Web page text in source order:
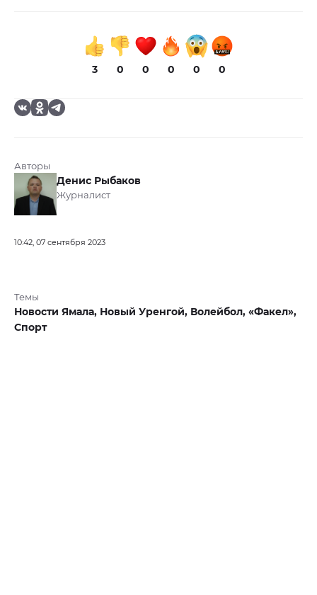
3 0 0 0 0 0
Авторы
Денис Рыбаков
Журналист
10:42, 07 сентября 2023
Темы
Новости Ямала, Новый Уренгой, Волейбол, «Факел»,
Спорт